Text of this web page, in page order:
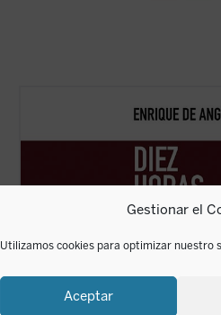
Gestionar el
Utilizamos cookies para optimizar nuestro
Aceptar
Este libro recoge la narración
lugar en Barcelona la noche del 6 al 7
octubre de 1934, realizada por quien
fuera testigo directo de los mismos al
(ver ficha)